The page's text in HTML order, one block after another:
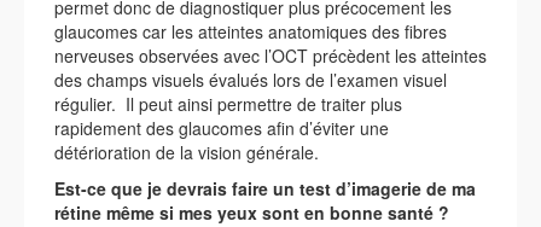
permet donc de diagnostiquer plus précocement les
glaucomes car les atteintes anatomiques des fibres
nerveuses observées avec l’OCT précèdent les atteintes
des champs visuels évalués lors de l’examen visuel
régulier. Il peut ainsi permettre de traiter plus
rapidement des glaucomes afin d’éviter une
détérioration de la vision générale.
Est-ce que je devrais faire un test d’imagerie de ma
rétine même si mes yeux sont en bonne santé ?